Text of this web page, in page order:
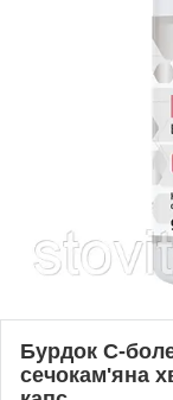
Бурдок С-
сечокам'яна